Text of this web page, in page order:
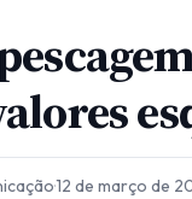
·12 de março de